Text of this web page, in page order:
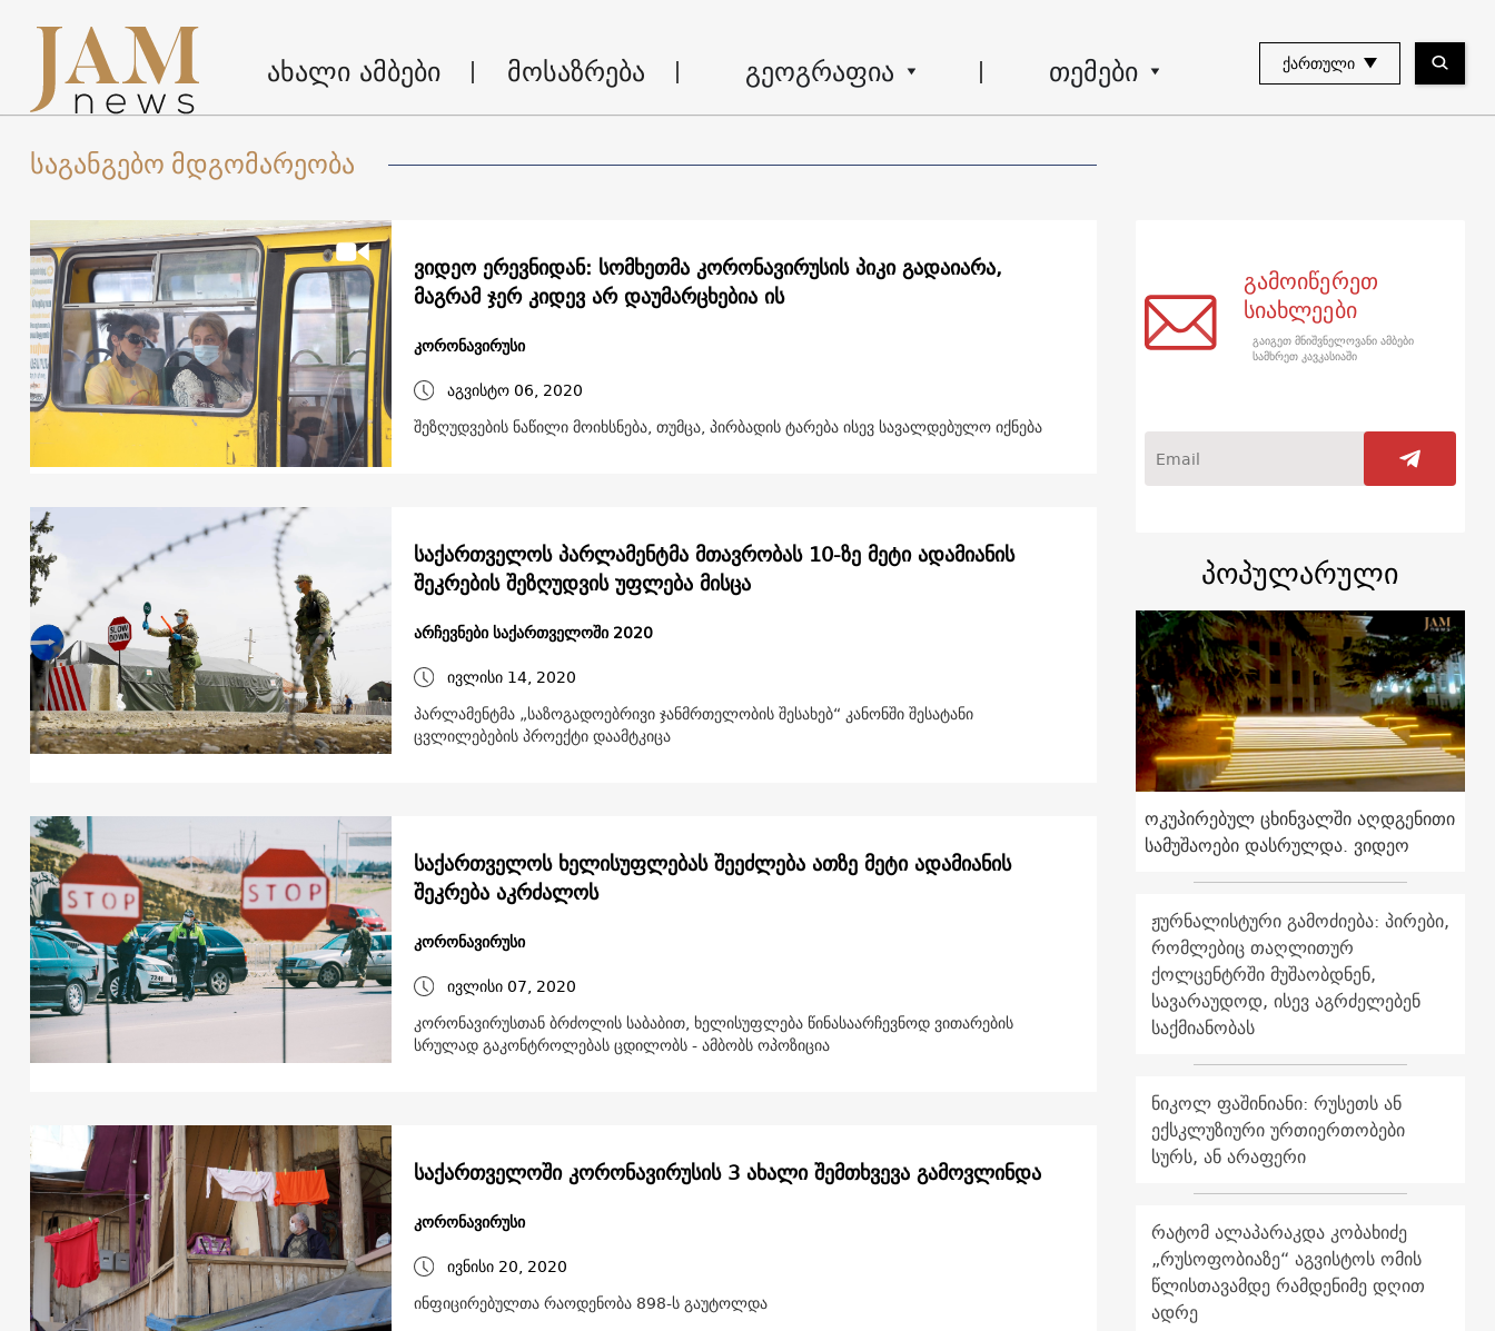
ახალი ამბები მოსაზრება გეოგრაფია თემები ᲥᲐᲠᲗᲣᲚᲘ
საგანგებო მდგომარეობა
ვიდეო ერევნიდან: სომხეთმა კორონავირუსის პიკი გადაიარა,
მაგრამ ჯერ კიდევ არ დაუმარცხებია ის
კორონავირუსი
აგვისტო 06, 2020
შეზღუდვების ნაწილი მოიხსნება, თუმცა, პირბადის ტარება ისევ სავალდებულო იქნება
საქართველოს პარლამენტმა მთავრობას 10-ზე მეტი ადამიანის
შეკრების შეზღუდვის უფლება მისცა
არჩევნები საქართველოში 2020
ივლისი 14, 2020
პარლამენტმა „საზოგადოებრივი ჯანმრთელობის შესახებ“ კანონში შესატანი
ცვლილებების პროექტი დაამტკიცა
საქართველოს ხელისუფლებას შეეძლება ათზე მეტი ადამიანის
შეკრება აკრძალოს
კორონავირუსი
ივლისი 07, 2020
კორონავირუსთან ბრძოლის საბაბით, ხელისუფლება წინასაარჩევნოდ ვითარების
სრულად გაკონტროლებას ცდილობს - ამბობს ოპოზიცია
საქართველოში კორონავირუსის 3 ახალი შემთხვევა გამოვლინდა
კორონავირუსი
ივნისი 20, 2020
ინფიცირებულთა რაოდენობა 898-ს გაუტოლდა
გამოიწერეთ
სიახლეები
გაიგეთ მნიშვნელოვანი ამბები
სამხრეთ კავკასიაში
პოპულარული
ოკუპირებულ ცხინვალში აღდგენითი
სამუშაოები დასრულდა. ვიდეო
ჟურნალისტური გამოძიება: პირები,
რომლებიც თაღლითურ
ქოლცენტრში მუშაობდნენ,
სავარაუდოდ, ისევ აგრძელებენ
საქმიანობას
ნიკოლ ფაშინიანი: რუსეთს ან
ექსკლუზიური ურთიერთობები
სურს, ან არაფერი
რატომ ალაპარაკდა კობახიძე
„რუსოფობიაზე“ აგვისტოს ომის
წლისთავამდე რამდენიმე დღით
ადრე